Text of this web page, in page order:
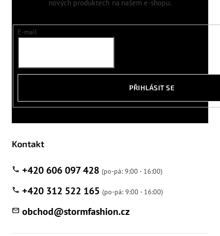
nových produktech na našem e-shopu.
E-mail
PŘIHLÁSIT SE
Kontakt
obchod@stormfashion.cz
+420 606 097 428
+420 312 522 165